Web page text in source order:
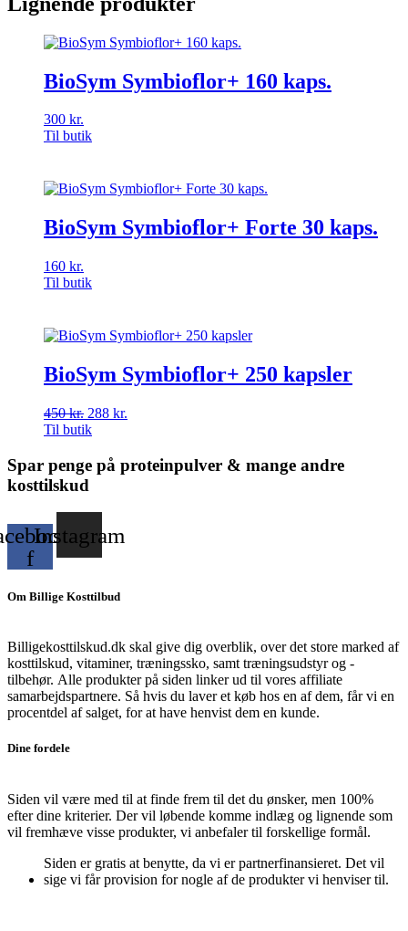
BioSym Symbioflor+ 160 kaps.
300 kr.
Til butik
BioSym Symbioflor+ Forte 30 kaps.
160 kr.
Til butik
BioSym Symbioflor+ 250 kapsler
450kr. Den
oprindelige
var:
450 kr..
288 kr.
er:
Til butik
Spar penge på proteinpulver & mange andre
kosttilskud
f
Instagram
Om Billige Kosttilbud
Billigekosttilskud.dk skal give dig overblik, over det store marked af
kosttilskud, vitaminer, træningssko, samt træningsudstyr og -
tilbehør. Alle produkter på siden linker ud til vores affiliate
samarbejdspartnere. Så hvis du laver et køb hos en af dem, får vi en
procentdel af salget, for at have henvist dem en kunde.
Dine fordele
Siden vil være med til at finde frem til det du ønsker, men 100%
efter dine kriterier. Der vil løbende komme indlæg og lignende som
vil fremhæve visse produkter, vi anbefaler til forskellige formål.
Siden er gratis at benytte, da vi er partnerfinansieret. Det vil
sige vi får provision for nogle af de produkter vi henviser til.